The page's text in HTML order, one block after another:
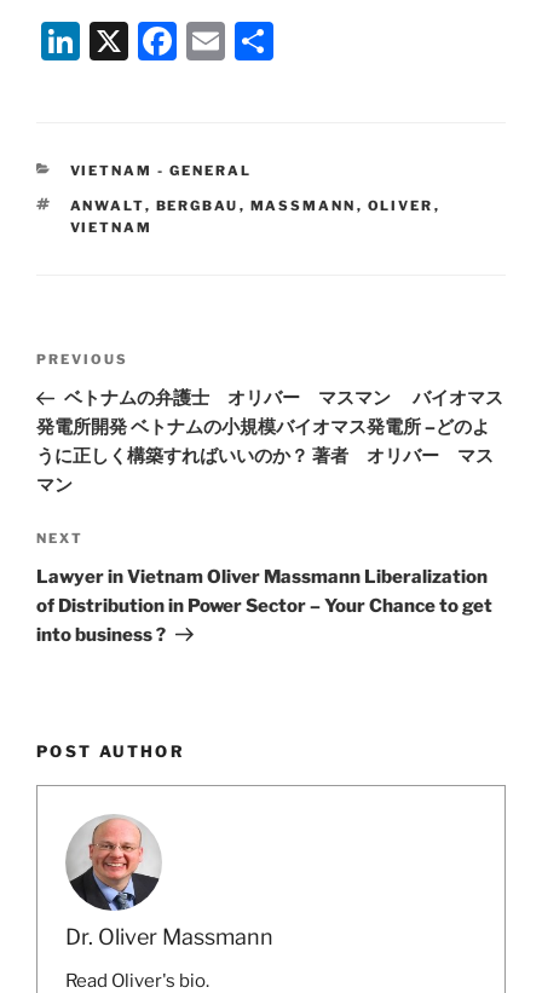
Li
e
dI
n
X
F
e
b
E
l
CATEGORIES
VIETNAM - GENERAL
TAGS
ANWALT, BERGBAU , MASSMANN , OLIVER ,
VIETNAM
Previous
Post
PREVIOUS
ベトナムの弁護士 オリバー マスマン バイオマス
発電所開発 ベトナムの小規模バイオマス発電所 –どのよ
うに正しく構築すればいいのか？ 著者 オリバー マス
マン
Next
Post
NEXT
Lawyer in Vietnam Oliver Massmann Liberalization
of Distribution in Power Sector – Your Chance to get
into business ?
POST AUTHOR
Dr. Oliver Massmann
Read Oliver's bio.